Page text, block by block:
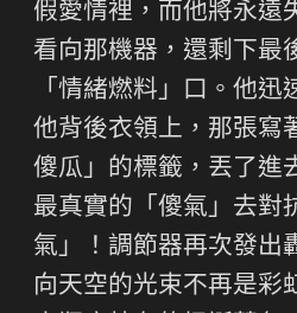
假愛情裡，而他將永遠
看向那機器，還剩下最
「情緒燃料」口。他迅
他背後衣領上，那張寫
傻瓜」的標籤，丟了進
最真實的「傻氣」去對
氣」！調節器再次發出
向天空的光束不再是彩